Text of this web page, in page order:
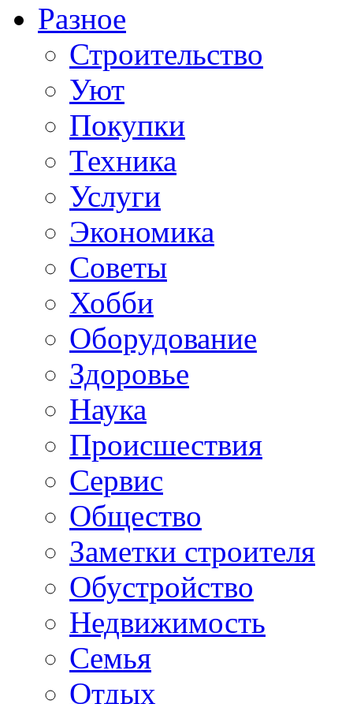
Разное
Строительство
Уют
Покупки
Техника
Услуги
Экономика
Советы
Хобби
Oборудование
Здоровье
Наука
Происшествия
Сервис
Общество
Заметки строителя
Обустройство
Недвижимость
Семья
Отдых